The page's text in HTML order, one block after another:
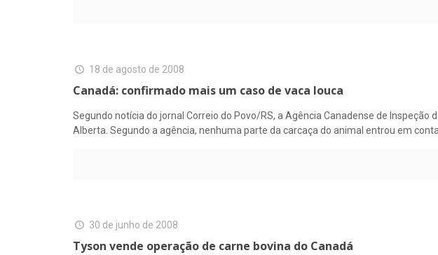
18 de agosto de 2008
Canadá: confirmado mais um caso de vaca louca
Segundo notícia do jornal Correio do Povo/RS, a Agência Canadense de
Alberta. Segundo a agência, nenhuma parte da carcaça do animal entrou em
30 de junho de 2008
Tyson vende operação de carne bovina do Canadá